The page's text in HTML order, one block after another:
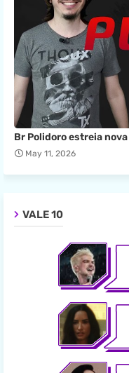
Br Polidoro estreia
May 11, 2026
VALE 10